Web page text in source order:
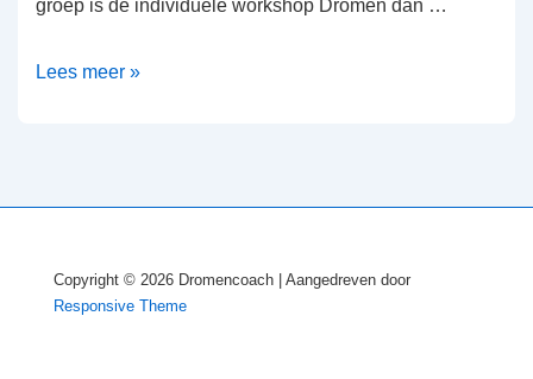
groep is de individuele workshop Dromen dan …
Individuele
Lees meer »
Copyright © 2026 Dromencoach
| Aangedreven door
Responsive Theme